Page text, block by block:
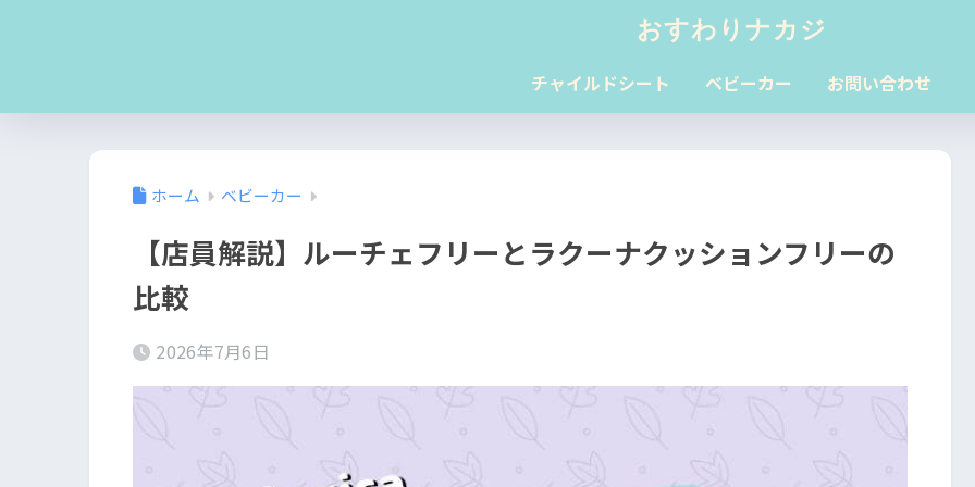
おすわりナカジ
チャイルドシート ベビーカー お問い合わせ
ホーム ベビーカー
【店員解説】ルーチェフリーとラクーナクッションフリーの
比較
2026年7月6日